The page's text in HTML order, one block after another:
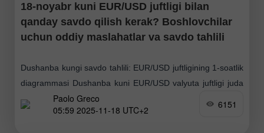
18-noyabr kuni EUR/USD juftligi bilan
qanday savdo qilish kerak? Boshlovchilar
uchun oddiy maslahatlar va savdo tahlili
Dushanba kungi savdo tahlili: EUR/USD juftligining 1-soatlik
diagrammasi Dushanba kuni EUR/USD valyuta juftligi juda
sust harakatlandi. Haftaning birinchi savdo kunida hech
qanday makroiqtisodiy yoki fundamental voqealar
Paolo Greco
05:59 2025-11-18 UTC+2
6151